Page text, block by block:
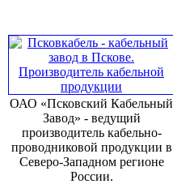
ОАО «Псковский Кабельный
Завод» - ведущий
производитель кабельно-
проводниковой продукции в
Северо-Западном регионе
России.